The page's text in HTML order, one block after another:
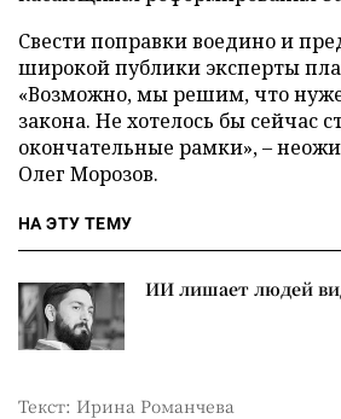
Свести поправки воедино и
широкой публики эксперты
«Возможно, мы решим, что
закона. Не хотелось бы сейчас
окончательные рамки», –
Олег Морозов.
НА ЭТУ ТЕМУ
ИИ лишает людей
Текст: Ирина Романчева